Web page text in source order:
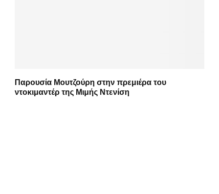
Παρουσία Μουτζούρη στην πρεμιέρα του
ντοκιμαντέρ της Μιμής Ντενίση